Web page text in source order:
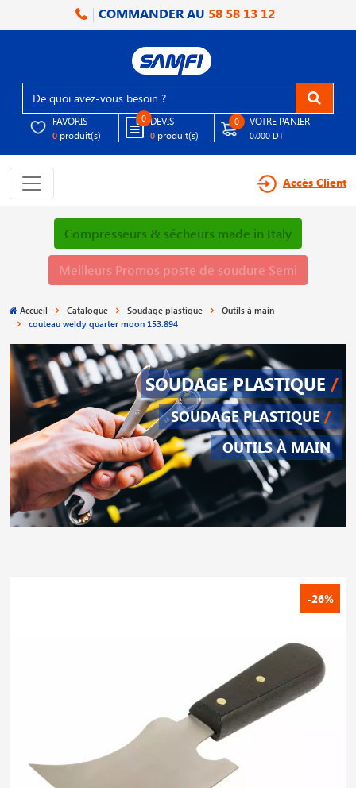
COMMANDER AU 58 58 13 12
FAVORIS
0 produit(s)
0 DEVIS
0 produit(s)
0 VOTRE PANIER
0.000 DT
Accès Client
Compresseurs & sécheurs made in Italy
Meilleurs Promos poste de soudure Semi
Accueil Catalogue Soudage plastique
Outils à main
couteau weldy quarter moon 153.894
SOUDAGE PLASTIQUE /
SOUDAGE PLASTIQUE /
OUTILS À MAIN
-26%